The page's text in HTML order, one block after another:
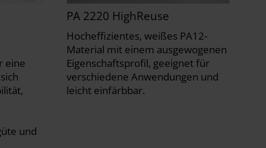
eine
und
PA 2220 HighReuse
Hocheffizientes, weißes PA12-
Material mit einem ausgewogenen
Eigenschaftsprofil, geeignet für
verschiedene Anwendungen und
leicht einfärbbar.